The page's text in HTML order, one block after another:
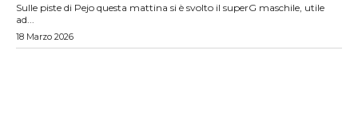
Sulle piste di Pejo questa mattina si è svolto il superG maschile, utile
ad...
18 Marzo 2026